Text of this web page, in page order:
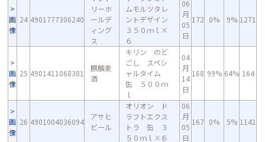
画
像
24 4901777306240
リーホ
ールデ
ィング
ス
ムモルツタレ
ントデザイン
３５０ｍｌ×
６
06
月
05
日
172 0% 9% 1271
画
像
25 4901411068381
麒麟麦
酒
キリン のど
ごし スペシ
ャルタイム
缶 ５００ｍ
ｌ
04
月
14
日
168 99% 64% 164
画
像
26 4901004036094
アサヒ
ビール
オリオン ド
ラフトエクス
トラ 缶 ３
５０ｍｌ×６
06
月
05
日
167 0% 5% 1141